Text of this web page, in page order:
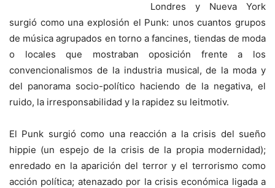
Londres y Nueva York
surgió como una explosión el Punk: unos cuantos grupos
de música agrupados en torno a fancines, tiendas de moda
o locales que mostraban oposición frente a los
convencionalismos de la industria musical, de la moda y
del panorama socio-político haciendo de la negativa, el
ruido, la irresponsabilidad y la rapidez su leitmotiv.
El Punk surgió como una reacción a la crisis del sueño
hippie (un espejo de la crisis de la propia modernidad);
enredado en la aparición del terror y el terrorismo como
acción política; atenazado por la crisis económica ligada a